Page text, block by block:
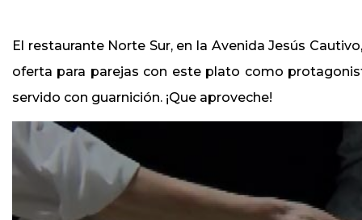
El restaurante Norte Sur, en la Avenida Jesús
oferta para parejas con este plato como
servido con guarnición. ¡Que aproveche!